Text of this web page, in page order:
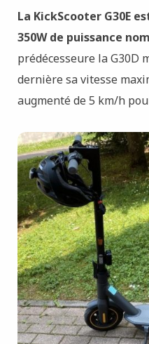
La KickScooter G30E
350W de puissance
prédécesseure la G30D
dernière sa vitesse
augmenté de 5 km/h